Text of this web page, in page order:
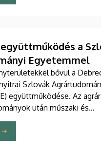
a Medgyessy Ferenc
teljesítette, kimagasló
meghirdették a
a
Egyetemmel
bővül a
Szlovák
együttműködése. Az
után műszaki és
területeken is
intézmény. A mások mellett
közös